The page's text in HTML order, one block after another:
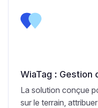
WiaTag : Gestion
La solution conçue
sur le terrain,